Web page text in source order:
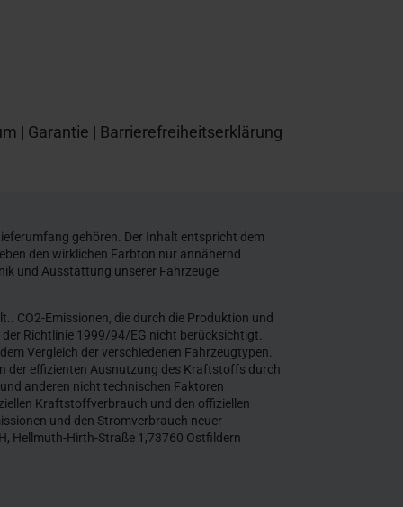
| Garantie | Barrierefreiheitserklärung
gehören. Der Inhalt entspricht dem
den wirklichen Farbton nur annähernd
und Ausstattung unserer Fahrzeuge
CO2-Emissionen, die durch die Produktion und
Richtlinie 1999/94/EG nicht berücksichtigt.
Vergleich der verschiedenen Fahrzeugtypen.
der effizienten Ausnutzung des Kraftstoffs durch
anderen nicht technischen Faktoren
Kraftstoffverbrauch und den offiziellen
und den Stromverbrauch neuer
Hellmuth-Hirth-Straße 1,73760 Ostfildern